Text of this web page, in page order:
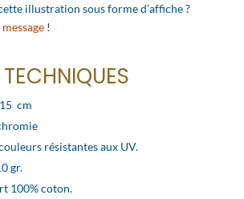
illustration sous forme d’affiche ?
message!
cm
résistantes aux UV.
gr.
100% coton.